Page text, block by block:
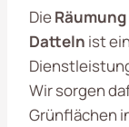
Die
Datteln ist
Wir sorgen
Grünflächen